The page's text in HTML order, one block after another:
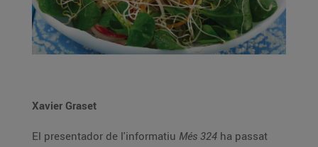
Xavier Graset
El presentador de l'informatiu Més 324 ha passat